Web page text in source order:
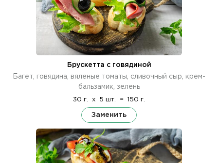
Брускетта с говядиной
Багет, говядина, вяленые томаты, сливочный сыр, крем-
бальзамик, зелень
30 г. x 5 шт. = 150 г.
Заменить